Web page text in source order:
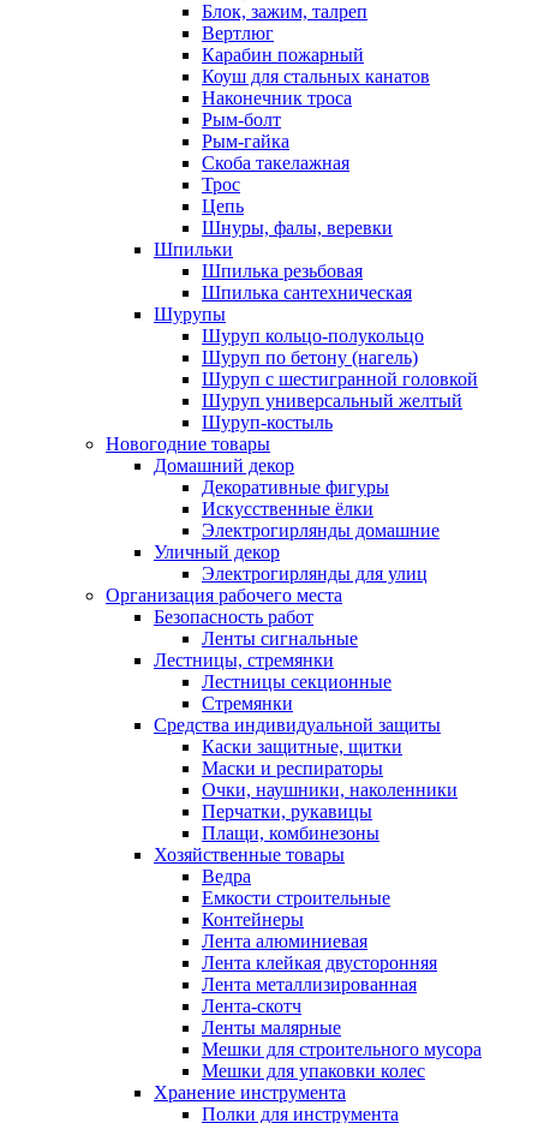
Блок, зажим, талреп
Вертлюг
Карабин пожарный
Коуш для стальных канатов
Наконечник троса
Рым-болт
Рым-гайка
Скоба такелажная
Трос
Цепь
Шнуры, фалы, веревки
Шпильки
Шпилька резьбовая
Шпилька сантехническая
Шурупы
Шуруп кольцо-полукольцо
Шуруп по бетону (нагель)
Шуруп с шестигранной головкой
Шуруп универсальный желтый
Шуруп-костыль
Новогодние товары
Домашний декор
Декоративные фигуры
Искусственные ёлки
Электрогирлянды домашние
Уличный декор
Электрогирлянды для улиц
Организация рабочего места
Безопасность работ
Ленты сигнальные
Лестницы, стремянки
Лестницы секционные
Стремянки
Средства индивидуальной защиты
Каски защитные, щитки
Маски и респираторы
Очки, наушники, наколенники
Перчатки, рукавицы
Плащи, комбинезоны
Хозяйственные товары
Ведра
Емкости строительные
Контейнеры
Лента алюминиевая
Лента клейкая двусторонняя
Лента металлизированная
Лента-скотч
Ленты малярные
Мешки для строительного мусора
Мешки для упаковки колес
Хранение инструмента
Полки для инструмента